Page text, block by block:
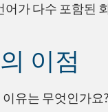
가 다수 포함된
이점
유는 무엇인가